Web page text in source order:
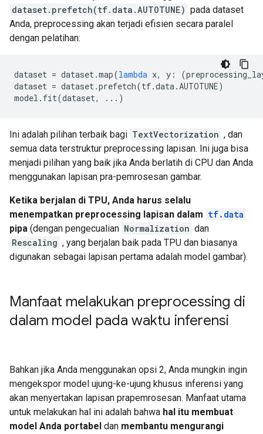
dataset.prefetch(tf.data.AUTOTUNE) pada dataset
Anda, preprocessing akan terjadi efisien secara paralel
dengan pelatihan:
dataset = dataset.map(lambda x, y : (
dataset = dataset.prefetch(tf.data.AUTOTUNE)
model . fit(dataset, ...)
Ini adalah pilihan terbaik bagi TextVectorization , dan
semua data terstruktur preprocessing lapisan. Ini juga bisa
menjadi pilihan yang baik jika Anda berlatih di CPU dan Anda
menggunakan lapisan pra-pemrosesan gambar.
Ketika berjalan di TPU, Anda harus selalu
menempatkan preprocessing lapisan dalam tf.data
pipa (dengan pengecualian Normalization dan
Rescaling , yang berjalan baik pada TPU dan biasanya
digunakan sebagai lapisan pertama adalah model gambar).
Manfaat melakukan preprocessing di
dalam model pada waktu inferensi
Bahkan jika Anda menggunakan opsi 2, Anda mungkin ingin
mengekspor model ujung-ke-ujung khusus inferensi yang
akan menyertakan lapisan prapemrosesan. Manfaat utama
untuk melakukan hal ini adalah bahwa hal itu membuat
model Anda portabel dan membantu mengurangi